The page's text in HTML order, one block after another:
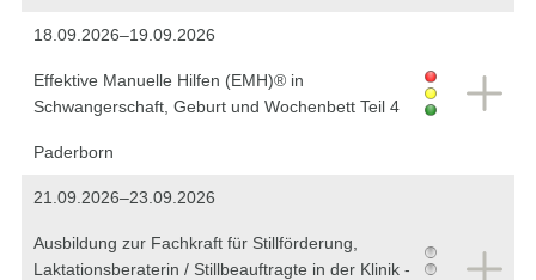
18.09.2026–19.09.2026
Effektive Manuelle Hilfen (EMH)® in
Schwangerschaft, Geburt und Wochenbett Teil 4
Paderborn
21.09.2026–23.09.2026
Ausbildung zur Fachkraft für Stillförderung,
Laktationsberaterin / Stillbeauftragte in der Klinik -